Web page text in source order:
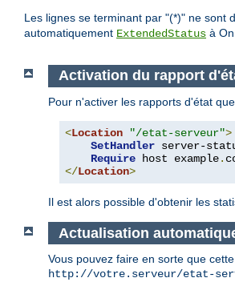
Les lignes se terminant par "(*)" ne sont
automatiquement ExtendedStatus à
Activation du rapport
Pour n'activer les rapports d'état
<Location "/etat-serveur">
SetHandler server-
Require host example.
</Location>
Il est alors possible d'obtenir les
Actualisation
Vous pouvez faire en sorte que
http://votre.serveur/etat-